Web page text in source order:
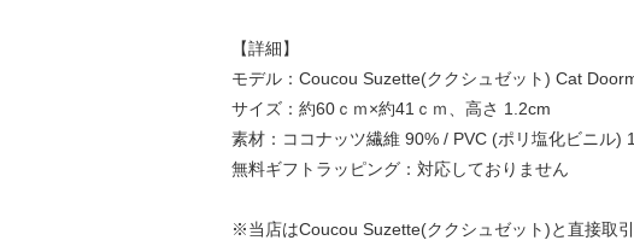
【詳細】
モデル：Coucou Suzette(ククシュゼット) Cat
サイズ：約60ｃｍ×約41ｃｍ、高さ 1.2cm
素材：ココナッツ繊維 90% / PVC (ポリ塩化ビニル)
無料ギフトラッピング：対応しておりません
※当店はCoucou Suzette(ククシュゼット)と直接取引